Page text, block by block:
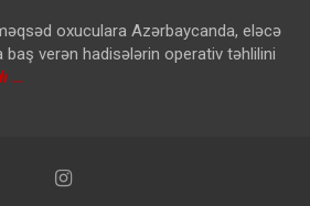
oxuculara Azərbaycanda, eləcə
baş verən hadisələrin operativ təhlilini
…